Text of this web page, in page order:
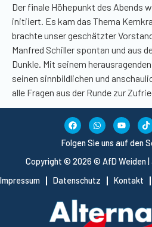
Der finale Höhepunkt des Abends
initiiert. Es kam das Thema
brachte unser geschätzter
Manfred Schiller spontan und aus
Dunkle. Mit seinem
seinen sinnbildlichen und
alle Fragen aus der Runde zur
Copyright © 2026 © AfD Weiden
Impressum
Datenschutz Kontakt
Folgen Sie uns auf den